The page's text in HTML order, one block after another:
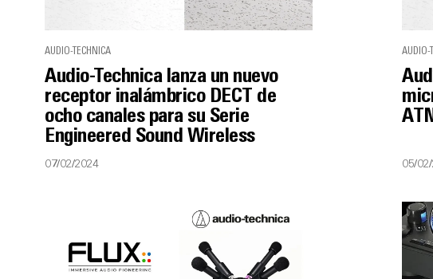
AUDIO-TECHNICA
Audio-Technica lanza un nuevo
receptor inalámbrico DECT de
ocho canales para su Serie
Engineered Sound Wireless
07/02/2024
AUDIO-
05/